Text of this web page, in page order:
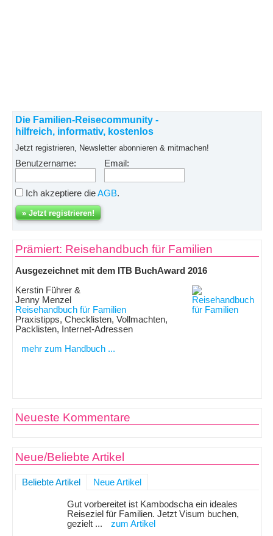
Die Familien-Reisecommunity -
hilfreich, informativ, kostenlos
Jetzt registrieren, Newsletter abonnieren & mitmachen!
Benutzername: Email:
Ich akzeptiere dieAGB.
Prämiert: Reisehandbuch für Familien
Ausgezeichnet mit dem ITB BuchAward 2016
Kerstin Führer &
Jenny Menzel
Reisehandbuch für Familien
Praxistipps, Checklisten, Vollmachten,
Packlisten, Internet-Adressen
mehr zum Handbuch ...
Neueste Kommentare
Neue/Beliebte Artikel
Beliebte Artikel Neue Artikel
Gut vorbereitet ist Kambodscha ein ideales
Reiseziel für Familien. Jetzt Visum buchen,
gezielt ...
zum Artikel